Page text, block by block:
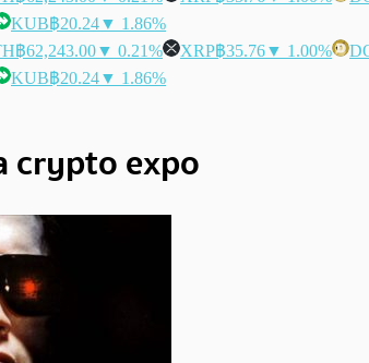
KUB฿20.24▼ 1.86%
฿62,243.00▼ 0.21% XRP฿35.76▼ 1.00%
KUB฿20.24▼ 1.86%
crypto expo